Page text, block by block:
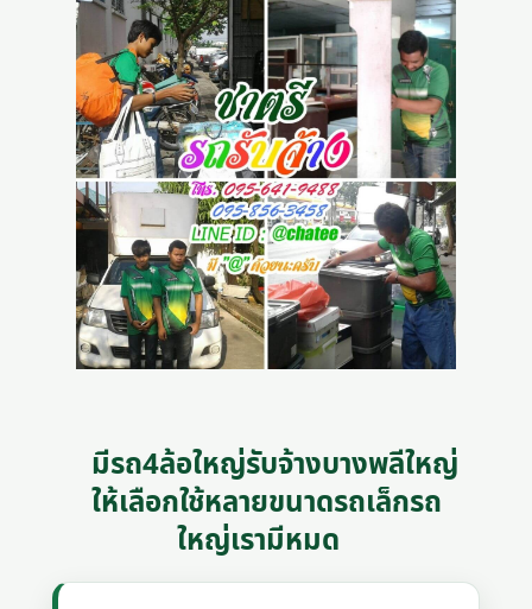
มีรถ4ล้อใหญ่รับจ้างบางพลีใหญ่
ให้เลือกใช้หลายขนาดรถเล็กรถ
ใหญ่เรามีหมด